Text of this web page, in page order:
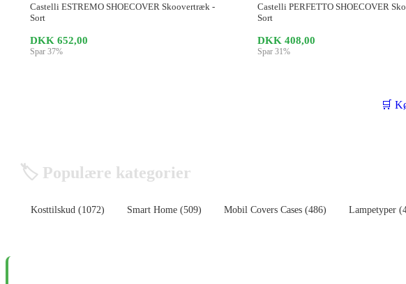
Castelli ESTREMO SHOECOVER Skoovertræk -
Sort
DKK 652,00
Spar 37%
Castelli PERFETTO SHOECOVER
Sort
DKK 408,00
Spar 31%
🛒
🏷️ Populære kategorier
Kosttilskud (1072) Smart Home (509) Mobil Covers Cases (486) Lampetyper